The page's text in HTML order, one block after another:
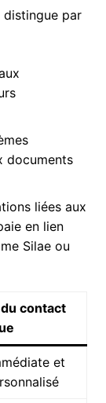
distingue par
documents
liées aux
en lien
Silae ou
contact
et